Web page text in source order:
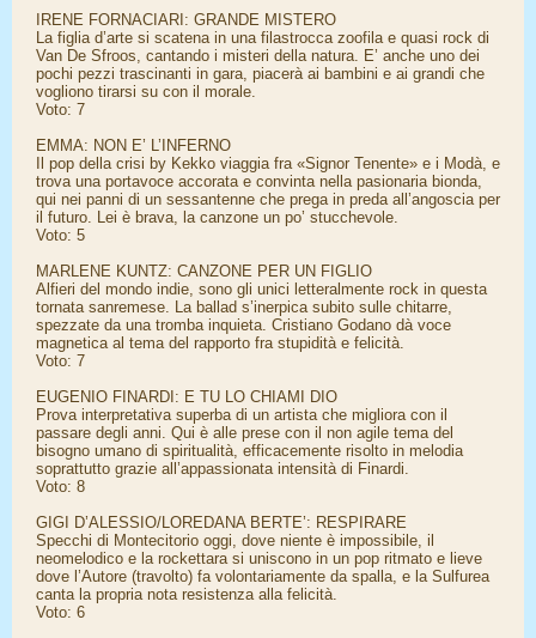
IRENE FORNACIARI: GRANDE MISTERO
La figlia d’arte si scatena in una filastrocca zoofila e quasi rock di
Van De Sfroos, cantando i misteri della natura. E’ anche uno dei
pochi pezzi trascinanti in gara, piacerà ai bambini e ai grandi che
vogliono tirarsi su con il morale.
Voto: 7
EMMA: NON E’ L’INFERNO
Il pop della crisi by Kekko viaggia fra «Signor Tenente» e i Modà, e
trova una portavoce accorata e convinta nella pasionaria bionda,
qui nei panni di un sessantenne che prega in preda all’angoscia per
il futuro. Lei è brava, la canzone un po’ stucchevole.
Voto: 5
MARLENE KUNTZ: CANZONE PER UN FIGLIO
Alfieri del mondo indie, sono gli unici letteralmente rock in questa
tornata sanremese. La ballad s’inerpica subito sulle chitarre,
spezzate da una tromba inquieta. Cristiano Godano dà voce
magnetica al tema del rapporto fra stupidità e felicità.
Voto: 7
EUGENIO FINARDI: E TU LO CHIAMI DIO
Prova interpretativa superba di un artista che migliora con il
passare degli anni. Qui è alle prese con il non agile tema del
bisogno umano di spiritualità, efficacemente risolto in melodia
soprattutto grazie all’appassionata intensità di Finardi.
Voto: 8
GIGI D’ALESSIO/LOREDANA BERTE’: RESPIRARE
Specchi di Montecitorio oggi, dove niente è impossibile, il
neomelodico e la rockettara si uniscono in un pop ritmato e lieve
dove l’Autore (travolto) fa volontariamente da spalla, e la Sulfurea
canta la propria nota resistenza alla felicità.
Voto: 6